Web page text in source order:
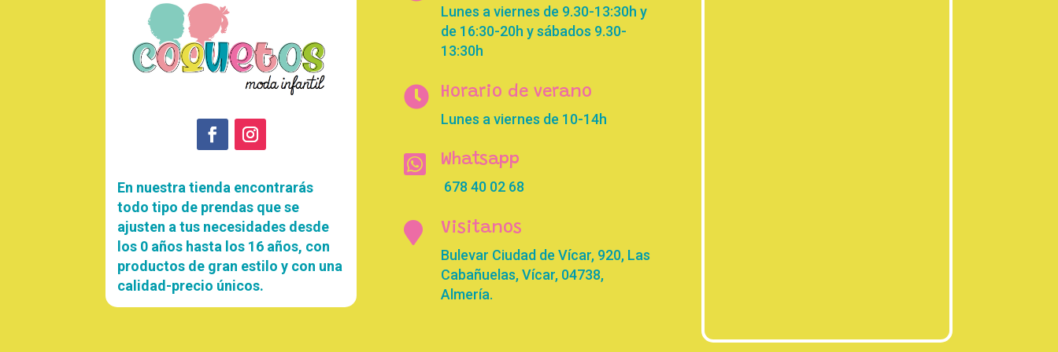
En nuestra tienda encontrarás
todo tipo de prendas que se
ajusten a tus necesidades desde
los 0 años hasta los 16 años, con
productos de gran estilo y con una
calidad-precio únicos.
Lunes a viernes de 9.30-13:30h y
de 16:30-20h y sábados 9.30-
13:30h
 Horario de verano
Lunes a viernes de 10-14h
 Whatsapp
678 40 02 68
 Visitanos
Bulevar Ciudad de Vícar, 920, Las
Cabañuelas, Vícar, 04738,
Almería.